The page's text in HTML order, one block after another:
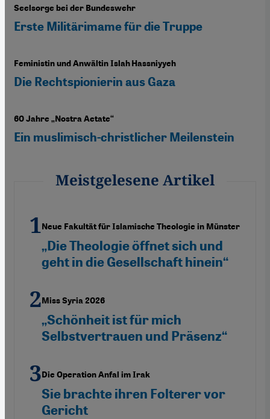
Seelsorge bei der Bundeswehr
Erste Militärimame für die Truppe
Feministin und Anwältin Islah Hassniyyeh
Die Rechtspionierin aus Gaza
60 Jahre „Nostra Aetate“
Ein muslimisch-christlicher Meilenstein
Meistgelesene Artikel
Neue Fakultät für Islamische Theologie in Münster
„Die Theologie öffnet sich und
geht in die Gesellschaft hinein“
Miss Syria 2026
„Schönheit ist für mich
Selbstvertrauen und Präsenz“
Die Operation Anfal im Irak
Sie brachte ihren Folterer vor
Gericht